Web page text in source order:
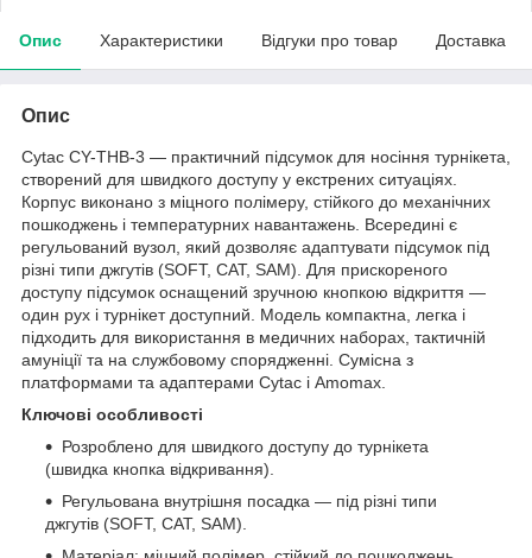
Опис Характеристики Відгуки про товар Доставка
Опис
Cytac CY-THB-3 — практичний підсумок для носіння турнікета,
створений для швидкого доступу у екстрених ситуаціях.
Корпус виконано з міцного полімеру, стійкого до механічних
пошкоджень і температурних навантажень. Всередині є
регульований вузол, який дозволяє адаптувати підсумок під
різні типи джгутів (SOFT, CAT, SAM). Для прискореного
доступу підсумок оснащений зручною кнопкою відкриття —
один рух і турнікет доступний. Модель компактна, легка і
підходить для використання в медичних наборах, тактичній
амуніції та на службовому спорядженні. Сумісна з
платформами та адаптерами Cytac і Amomax.
Ключові особливості
Розроблено для швидкого доступу до турнікета
(швидка кнопка відкривання).
Регульована внутрішня посадка — під різні типи
джгутів (SOFT, CAT, SAM).